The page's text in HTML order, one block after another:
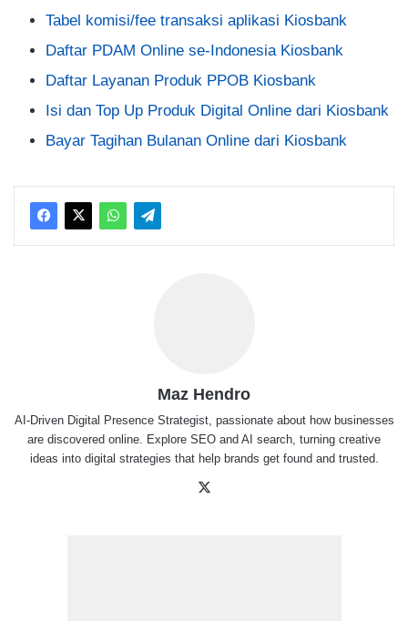
Tabel komisi/fee transaksi aplikasi Kiosbank
Daftar PDAM Online se-Indonesia Kiosbank
Daftar Layanan Produk PPOB Kiosbank
Isi dan Top Up Produk Digital Online dari Kiosbank
Bayar Tagihan Bulanan Online dari Kiosbank
Maz Hendro
AI-Driven Digital Presence Strategist, passionate about how businesses
are discovered online. Explore SEO and AI search, turning creative
ideas into digital strategies that help brands get found and trusted.